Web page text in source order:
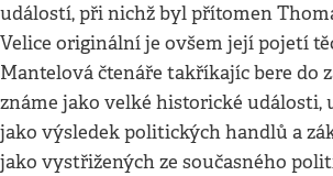
událostí, při nichž byl přítomen
Velice originální je ovšem její pojetí
Mantelová čtenáře takříkajíc bere do
známe jako velké historické události,
jako výsledek politických handlů a
jako vystřižených ze současného